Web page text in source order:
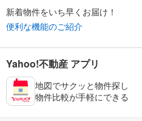
新着物件をいち早くお届け！
便利な機能のご紹介
Yahoo!不動産 アプリ
地図でサクッと物件探し
物件比較が手軽にできる